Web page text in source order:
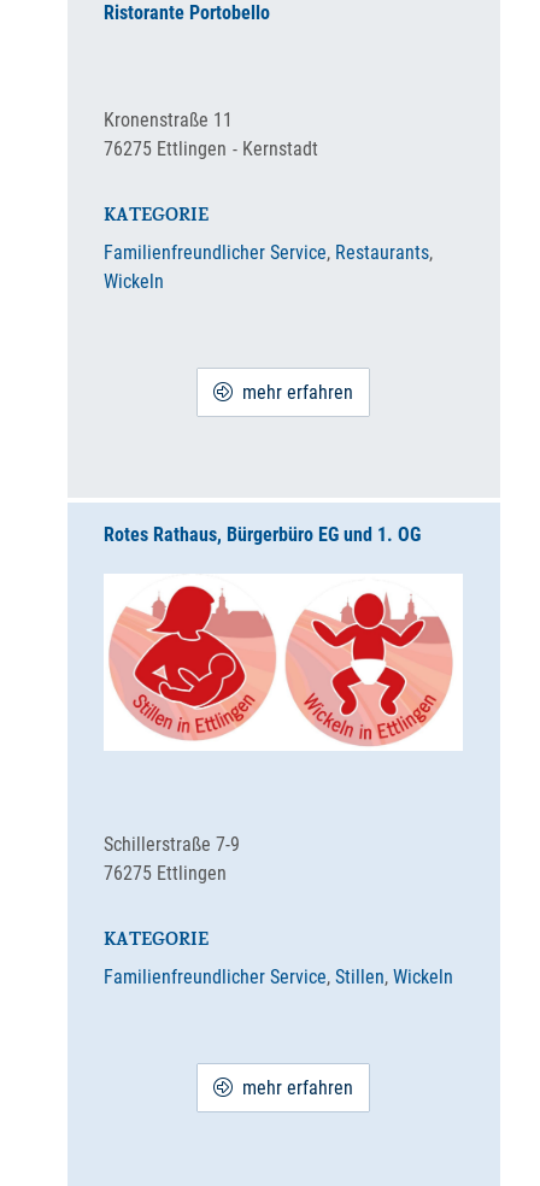
Ristorante Portobello
Kernstadt
Kronenstraße 11
76275 Ettlingen
KATEGORIE
Familienfreundlicher Service, Restaurants,
Wickeln
mehr erfahren
Rotes Rathaus, Bürgerbüro EG und 1. OG
Schillerstraße 7-9
76275 Ettlingen
KATEGORIE
Familienfreundlicher Service, Stillen, Wickeln
mehr erfahren